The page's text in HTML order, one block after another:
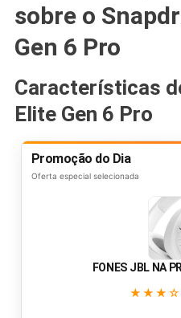
sobre o
Gen 6 Pro
Características
Elite Gen 6 Pro
Promoção do Dia
Oferta especial selecionada
FONES JBL NA